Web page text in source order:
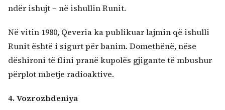
ndër ishujt – në ishullin Runit.
Në vitin 1980, Qeveria ka publikuar lajmin që ishulli
Runit është i sigurt për banim. Domethënë, nëse
dëshironi të flini pranë kupolës gjigante të mbushur
përplot mbetje radioaktive.
4. Vozrozhdeniya